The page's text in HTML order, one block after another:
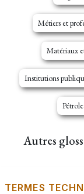
Métiers et
Matériaux
Institutions
Autres
TERMES